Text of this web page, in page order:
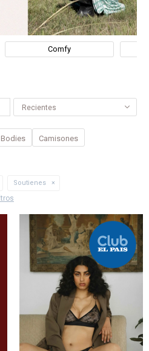
Comfy
Recientes
Bodies
Camisones
Soutienes